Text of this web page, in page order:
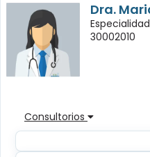
Dra.
30002010
Consultorios